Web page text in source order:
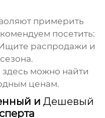
примерить
посетить:
распродажи и
здесь можно найти
ценам.
иДешевый